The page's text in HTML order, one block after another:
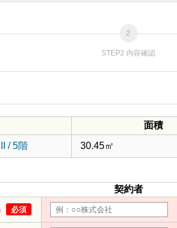
STEP2 内容確認
面積
/ 5階 30.45㎡
契約者
必須